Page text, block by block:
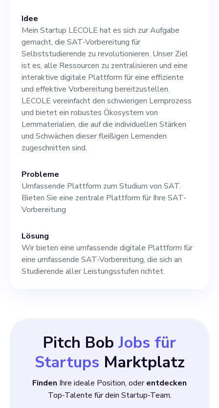
Überwachung der
Produktentwicklungsprozesse
- Festlegung der
strategischen Ausrichtung für
das Produktwachstum -
Zusammenarbeit mit
funktionsübergreifenden
Teams bei der Umsetzung der
Produkt-Roadmap -
Überwachung von
Markttrends und
Wettbewerbern Ideale
Kandidaten sollten über
langjährige Erfahrung im
Produktmanagement,
vorzugsweise im EdTech-
SAT-Vorbereitungsprozesses
verfügen. Vertrautheit mit KI-
Technologie und
Idee
Mein Startup LECOLE hat es sich zur Aufgabe
gemacht, die SAT-Vorbereitung für
Selbststudierende zu revolutionieren. Unser Ziel
ist es, alle Ressourcen zu zentralisieren und eine
interaktive digitale Plattform für eine effiziente
und effektive Vorbereitung bereitzustellen.
LECOLE vereinfacht den schwierigen Lernprozess
und bietet ein robustes Ökosystem von
Lernmaterialien, die auf die individuellen Stärken
und Schwächen dieser fleißigen Lernenden
zugeschnitten sind.
Probleme
Umfassende Plattform zum Studium von SAT.
Bieten Sie eine zentrale Plattform für Ihre SAT-
Vorbereitung
Lösung
Wir bieten eine umfassende digitale Plattform für
eine umfassende SAT-Vorbereitung, die sich an
Studierende aller Leistungsstufen richtet.
Pitch Bob Jobs für
Startups Marktplatz
Finden Ihre ideale Position, oderentdecken
Top-Talente für dein Startup-Team.